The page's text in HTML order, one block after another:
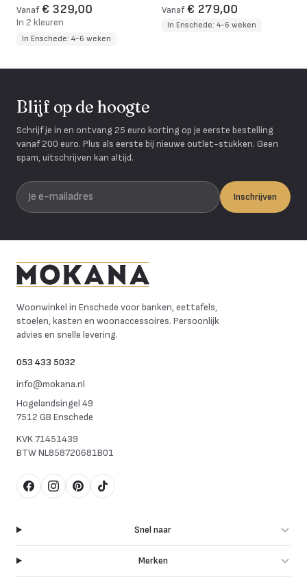
Vanaf € 329,00
In 2 kleuren
In Enschede: 4-6 weken
Vanaf € 279,00
In Enschede: 4-6 weken
Blijf op de hoogte
Schrijf je in en ontvang 25 euro korting op je eerste bestelling
vanaf 200 euro. Plus als eerste bij nieuwe outlet-stukken. Geen
spam, uitschrijven kan altijd.
Je e-mailadres
Inschrijven
Woonwinkel in Enschede voor banken, eettafels,
stoelen, kasten en woonaccessoires. Persoonlijk
advies en snelle levering.
053 433 5032
info@mokana.nl
Hogelandsingel 49
7512 GB Enschede
KVK71451439
BTWNL858720681B01
FacebookInstagram
Pinterest
TikTok
Snel naar
Merken